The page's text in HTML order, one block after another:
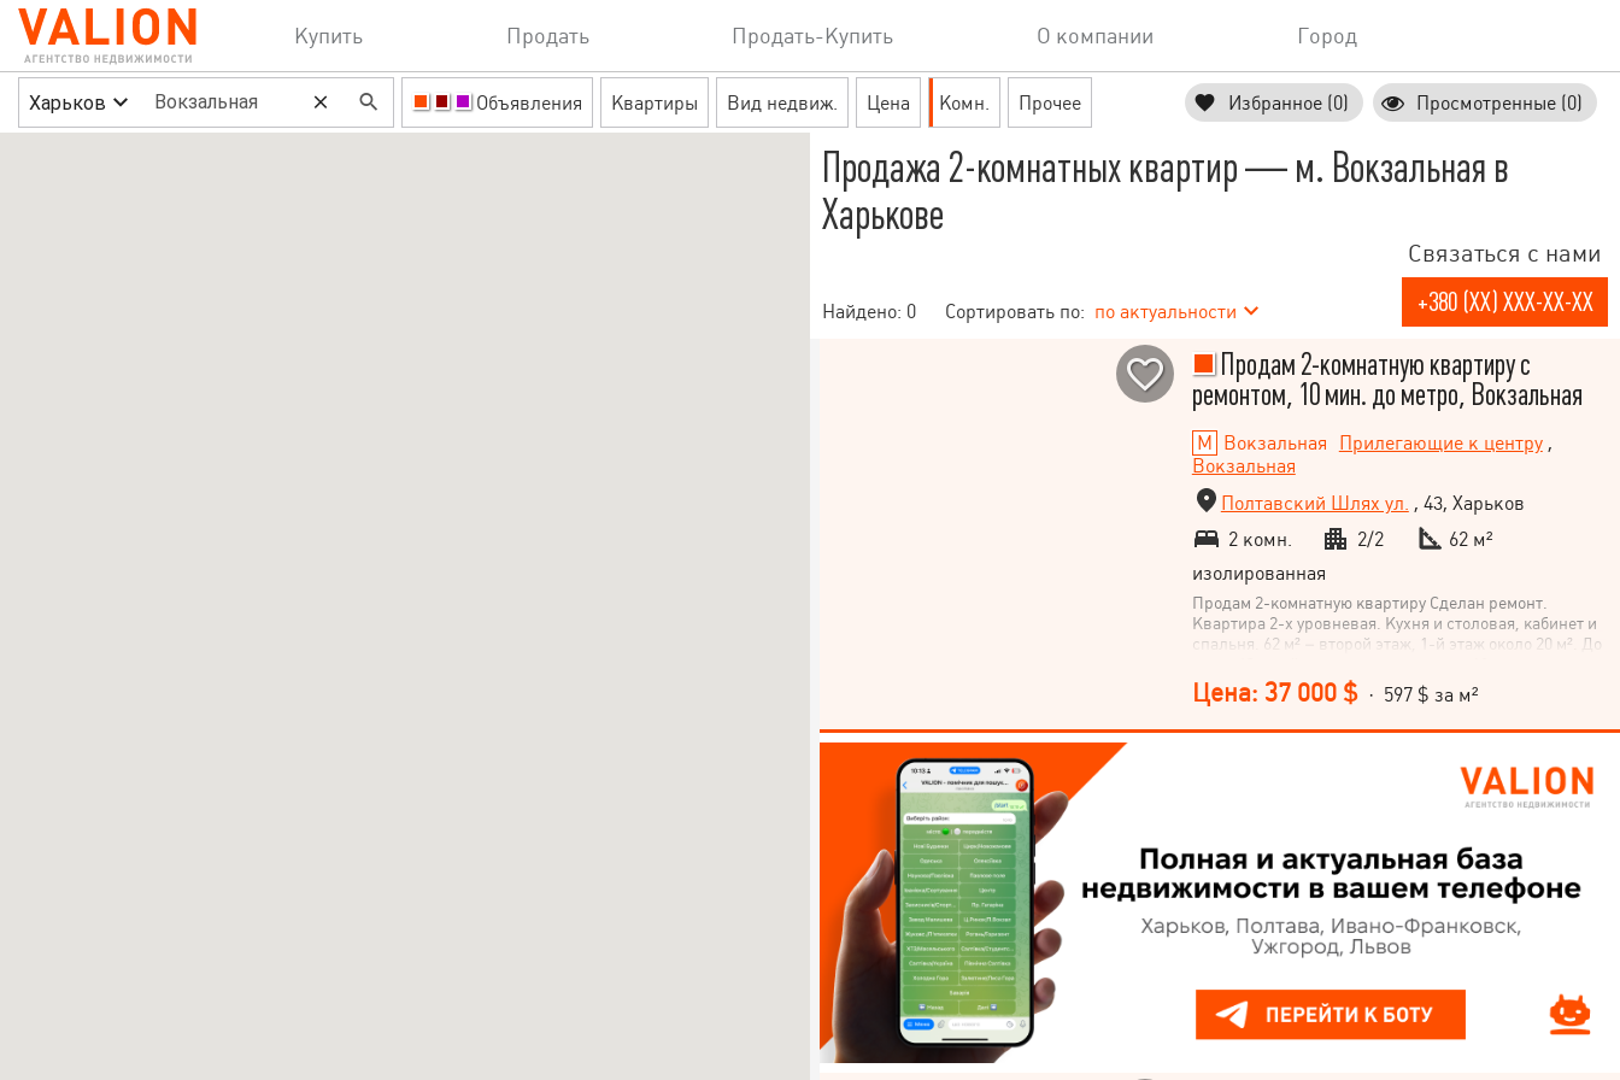
Купить Продать Продать-Купить О компании Город
Харьков Объявления Квартиры Вид недвиж. Цена Комн. Прочее Избранное (0) Просмотренные (0)
Продажа 2-комнатных квартир — м. Вокзальная в
Харькове
Найдено: 0 Сортировать по: по актуальности
Связаться с нами
+380 (XX) XXX-XX-XX
Продам 2-комнатную квартиру с
ремонтом, 10 мин. до метро, Вокзальная
Вокзальная Прилегающие к центру,
Вокзальная
Полтавский Шлях ул. , 43, Харьков
2 комн.
2/2
62 м²
изолированная
Продам 2-комнатную квартиру Сделан ремонт.
Квартира 2-х уровневая. Кухня и столовая, кабинет и
спальня. 62 м² – второй этаж, 1-й этаж около 20 м². До
Цена: 37 000 $· 597 $ за м²